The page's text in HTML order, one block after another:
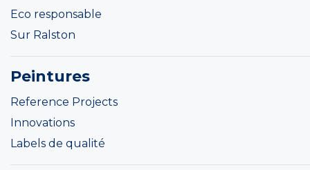
Eco responsable
Sur Ralston
Peintures
Reference Projects
Innovations
Labels de qualité